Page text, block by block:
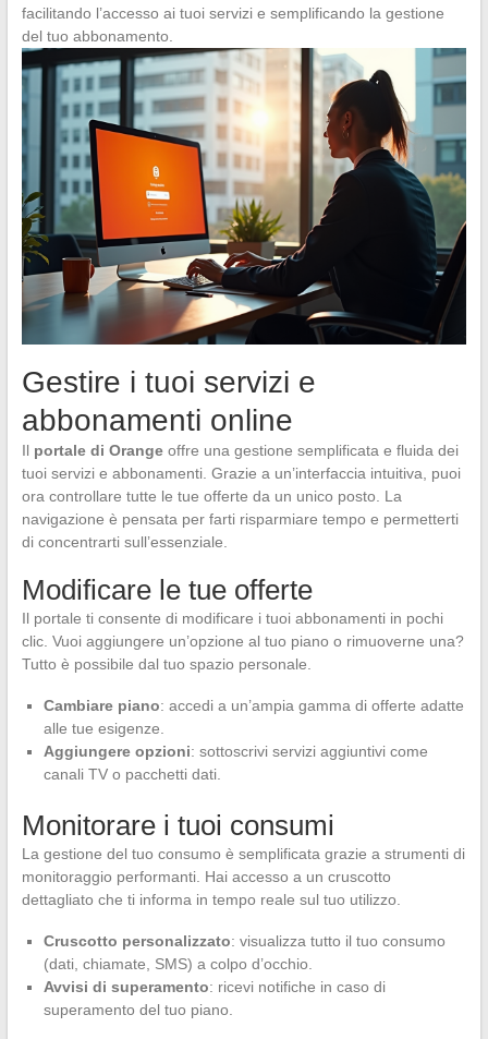
facilitando l’accesso ai tuoi servizi e semplificando la gestione
del tuo abbonamento.
Gestire i tuoi servizi e
abbonamenti online
Il portale di Orangeoffre una gestione semplificata e fluida dei
tuoi servizi e abbonamenti. Grazie a un’interfaccia intuitiva, puoi
ora controllare tutte le tue offerte da un unico posto. La
navigazione è pensata per farti risparmiare tempo e permetterti
di concentrarti sull’essenziale.
Modificare le tue offerte
Il portale ti consente di modificare i tuoi abbonamenti in pochi
clic. Vuoi aggiungere un’opzione al tuo piano o rimuoverne una?
Tutto è possibile dal tuo spazio personale.
Cambiare piano: accedi a un’ampia gamma di offerte adatte
alle tue esigenze.
Aggiungere opzioni: sottoscrivi servizi aggiuntivi come
canali TV o pacchetti dati.
Monitorare i tuoi consumi
La gestione del tuo consumo è semplificata grazie a strumenti di
monitoraggio performanti. Hai accesso a un cruscotto
dettagliato che ti informa in tempo reale sul tuo utilizzo.
Cruscotto personalizzato: visualizza tutto il tuo consumo
(dati, chiamate, SMS) a colpo d’occhio.
Avvisi di superamento: ricevi notifiche in caso di
superamento del tuo piano.